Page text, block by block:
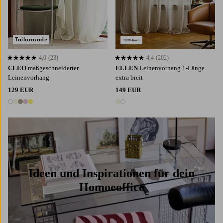
CLEO maßgeschneiderter
Leinenvorhang
129 EUR
5 Farben
4,0 basierend auf 23 Bewertungen
4,0 (23)
Tailormade
ELLEN Leinenvorhang 1-Länge
extra breit
149 EUR
2 Farben
4,4 basierend auf 202 Bewertungen
4,4 (202)
Ideen und Inspirationen für dein
Homoeoffice